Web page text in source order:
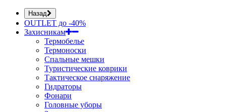
Назад
OUTLET до -40%
Захисникам
Термобелье
Термоноски
Спальные мешки
Туристические коврики
Тактическое снаряжение
Гидраторы
Фонари
Головные уборы